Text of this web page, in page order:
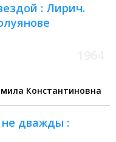
: Лирич.
Константиновна
дважды :